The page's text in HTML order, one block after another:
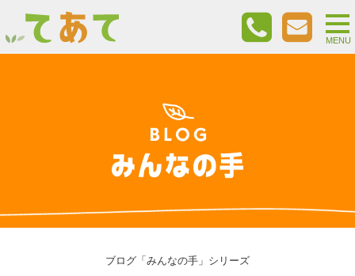
ブログ「みんなの手」シリーズ
MENU